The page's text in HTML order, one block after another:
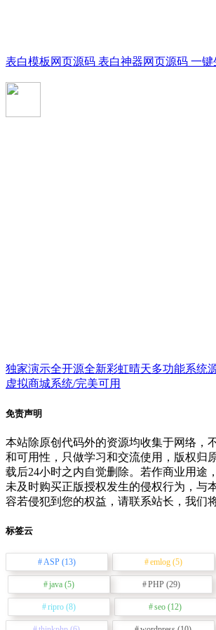
表白模板网页源码 表白神器网页源码 一
独家演示全开源全新彩虹晴天多功能系统
虚拟商城系统/完美可用
免责声明
本站除原创代码外的资源均收集于网络，
和可用性，只做学习和交流使用，版权归
载后24小时之内自觉删除。若作商业用途
未及时购买正版授权发生的侵权行为，与
容若侵犯到您的权益，请联系站长，我们
标签云
ASP(13) emlog(5)
java(5) PHP(29)
ripro(8) seo (12)